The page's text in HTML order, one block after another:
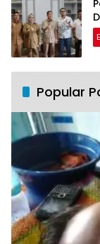
Popular